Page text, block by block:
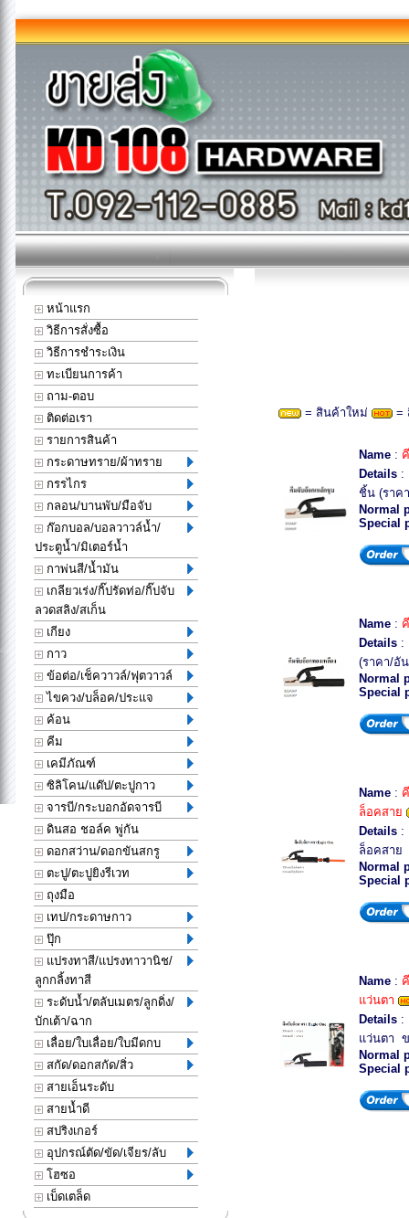
หน้าแรก
วิธีการสั่งซื้อ
วิธีการชำระเงิน
ทะเบียนการค้า
ถาม-ตอบ
ติดต่อเรา
รายการสินค้า
กระดาษทราย/ผ้าทราย
กรรไกร
กลอน/บานพับ/มือจับ
ก๊อกบอล/บอลวาวล์น้ำ/
ประตูน้ำ/มิเตอร์น้ำ
กาพ่นสี/น้ำมัน
เกลียวเร่ง/กิ๊ปรัดท่อ/กิ๊ปจับ
ลวดสลิง/สเก็น
เกียง
กาว
ข้อต่อ/เช็ควาวล์/ฟุตวาวล์
ไขควง/บล็อค/ประแจ
ค้อน
คีม
เคมีภัณฑ์
ซิลิโคน/แด๊ป/ตะปูกาว
จารบี/กระบอกอัดจารบี
ดินสอ ชอล์ค พู่กัน
ดอกสว่าน/ดอกขันสกรู
ตะปู/ตะปูยิงรีเวท
ถุงมือ
เทป/กระดาษกาว
ปุ๊ก
แปรงทาสี/แปรงทาวานิช/
ลูกกลิ้งทาสี
ระดับน้ำ/ตลับเมตร/ลูกดิ่ง/
บักเต้า/ฉาก
เลื่อย/ใบเลื่อย/ใบมีดกบ
สกัด/ดอกสกัด/สิ่ว
สายเอ็นระดับ
สายน้ำดี
สปริงเกอร์
อุปกรณ์ตัด/ขัด/เจียร/ลับ
โฮซอ
เบ็ดเตล็ด
= สินค้าใหม่ =
Name :
Details :
ชิ้น (ราค
Normal
Special
Name :
Details :
(ราคา/อั
Normal
Special
Name :
ล็อคสาย
Details :
ล็อคสาย
Normal
Special
Name :
แว่นตา
Details :
แว่นตา
Normal
Special